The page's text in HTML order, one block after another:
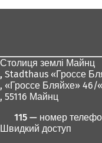
Столиця землі Майнц
, Stadthaus «Гроссе
, «Гроссе Бляйхе»
, 55116 Майнц
115 — номер
Швидкий доступ